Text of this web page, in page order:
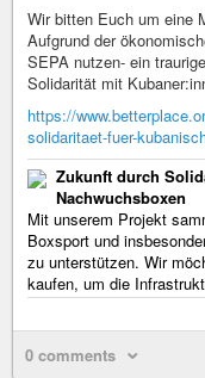
Wir bitten Euch um eine
Aufgrund der
SEPA nutzen- ein
Solidarität mit
https://
solidaritaet-fuer-
Zukunft durch
Nachwuchsboxen
Mit unserem Projekt
Boxsport und
zu unterstützen. Wir
kaufen, um die
0 comments